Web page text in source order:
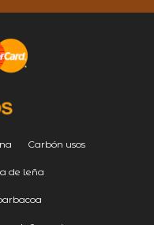
Carbón usos
de leña